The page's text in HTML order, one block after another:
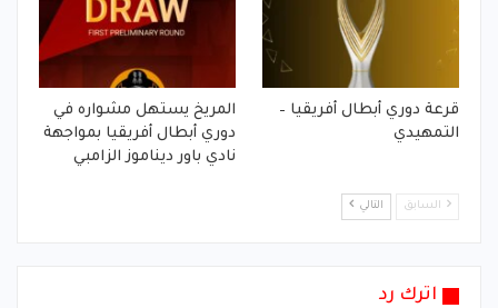
قرعة دوري أبطال أفريقيا –
التمهيدي
المريخ يستهل مشواره في
دوري أبطال أفريقيا بمواجهة
نادي باور ديناموز الزامبي
السابق التالي
اترك رد